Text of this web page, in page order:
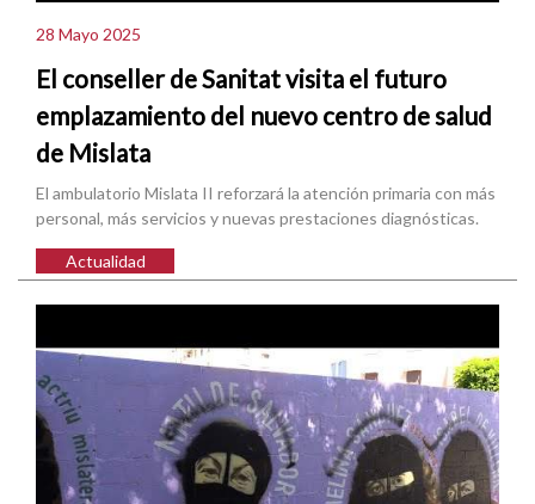
28 Mayo 2025
El conseller de Sanitat visita el futuro
emplazamiento del nuevo centro de salud
de Mislata
El ambulatorio Mislata II reforzará la atención primaria con más
personal, más servicios y nuevas prestaciones diagnósticas.
Actualidad